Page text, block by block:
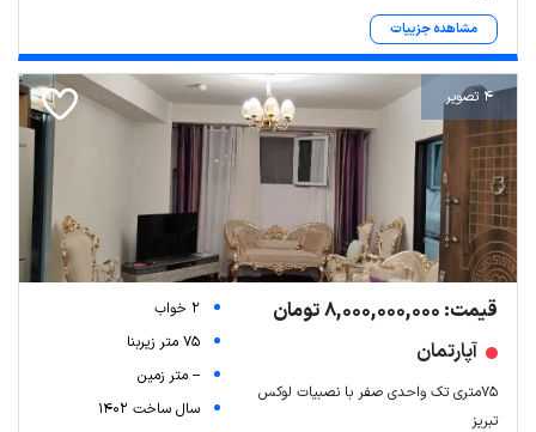
Leaflet | Map data © ariamarz.com
مشاهده جزییات
4 تصویر
قیمت: 8,000,000,000 تومان
آپارتمان
75متری تک واحدی صفر با نصبیات لوکس
تبریز
2 خواب
75 متر زیربنا
-- متر زمین
سال ساخت 1402